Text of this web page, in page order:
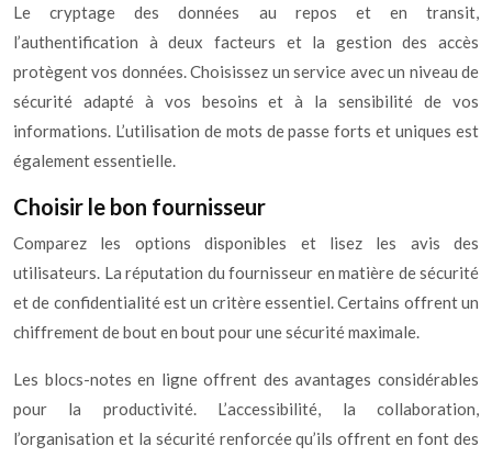
Le cryptage des données au repos et en transit,
l’authentification à deux facteurs et la gestion des accès
protègent vos données. Choisissez un service avec un niveau de
sécurité adapté à vos besoins et à la sensibilité de vos
informations. L’utilisation de mots de passe forts et uniques est
également essentielle.
Choisir le bon fournisseur
Comparez les options disponibles et lisez les avis des
utilisateurs. La réputation du fournisseur en matière de sécurité
et de confidentialité est un critère essentiel. Certains offrent un
chiffrement de bout en bout pour une sécurité maximale.
Les blocs-notes en ligne offrent des avantages considérables
pour la productivité. L’accessibilité, la collaboration,
l’organisation et la sécurité renforcée qu’ils offrent en font des